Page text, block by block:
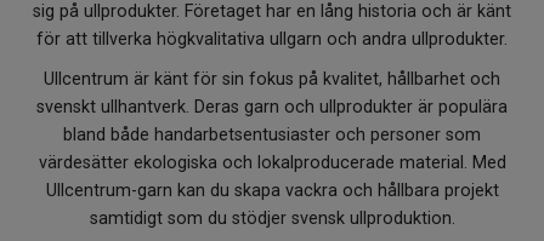
Kakiskolan
Om Kaki
sig på ullprodukter. Företaget har en lång historia och är känt
för att tillverka högkvalitativa ullgarn och andra ullprodukter.
Ullcentrum är känt för sin fokus på kvalitet, hållbarhet och
svenskt ullhantverk. Deras garn och ullprodukter är populära
bland både handarbetsentusiaster och personer som
värdesätter ekologiska och lokalproducerade material. Med
Ullcentrum-garn kan du skapa vackra och hållbara projekt
samtidigt som du stödjer svensk ullproduktion.